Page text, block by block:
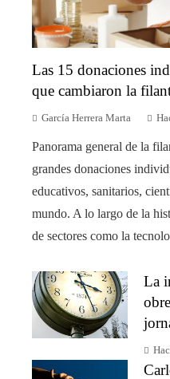
Las 15 donaciones
que cambiaron la
García Herrera Marta
Panorama general de la
grandes donaciones
educativos, sanitarios,
mundo. A lo largo de la
de sectores como la
La